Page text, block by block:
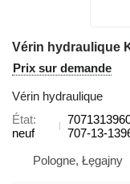
Prix sur demande
Vérin hydraulique
État
neuf
707-13-
Pologne, Łęgajny